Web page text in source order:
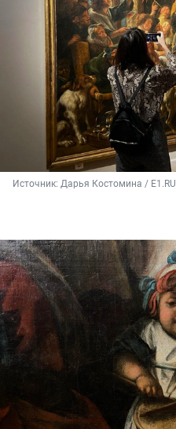
Источник: Дарья Костомина / E1.RU